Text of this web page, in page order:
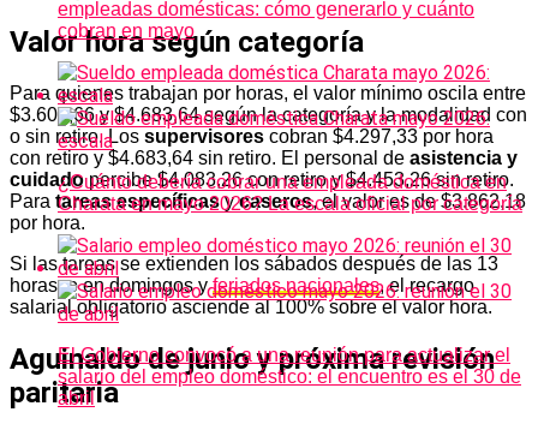
Valor hora según categoría
Para quienes trabajan por horas, el valor mínimo oscila entre
$3.600,66 y $4.683,64 según la categoría y la modalidad con
o sin retiro. Los supervisores cobran $4.297,33 por hora
con retiro y $4.683,64 sin retiro. El personal de asistencia y
cuidadopercibe $4.083,26 con retiro y $4.453,26 sin retiro.
Para tareas específicasycaseros, el valor es de $3.862,18
por hora.
Si las tareas se extienden los sábados después de las 13
horas, o en domingos yferiados nacionales, el recargo
salarial obligatorio asciende al 100% sobre el valor hora.
Aguinaldo de junio y próxima revisión
paritaria
empleadas domésticas: cómo generarlo y cuánto
cobran en mayo
¿Cuánto debería cobrar una empleada doméstica en
Charata en mayo 2026? La escala oficial por categoría
El Gobierno convocó a una reunión para actualizar el
salario del empleo doméstico: el encuentro es el 30 de
abril